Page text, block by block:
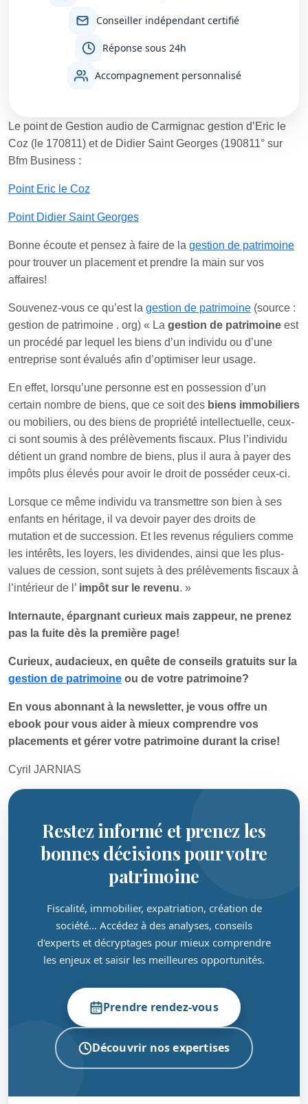
Conseiller indépendant certifié
Réponse sous 24h
Accompagnement personnalisé
Le point de Gestion audio de Carmignac gestion d’Eric le
Coz (le 170811) et de Didier Saint Georges (190811° sur
Bfm Business :
Point Eric le Coz
Point Didier Saint Georges
Bonne écoute et pensez à faire de la gestion de patrimoine
pour trouver un placement et prendre la main sur vos
affaires!
Souvenez-vous ce qu’est la gestion de patrimoine (source :
gestion de patrimoine . org) « La gestion de patrimoine est
un procédé par lequel les biens d’un individu ou d’une
entreprise sont évalués afin d’optimiser leur usage.
En effet, lorsqu’une personne est en possession d’un
certain nombre de biens, que ce soit des biens immobiliers
ou mobiliers, ou des biens de propriété intellectuelle, ceux-
ci sont soumis à des prélèvements fiscaux. Plus l’individu
détient un grand nombre de biens, plus il aura à payer des
impôts plus élevés pour avoir le droit de posséder ceux-ci.
Lorsque ce même individu va transmettre son bien à ses
enfants en héritage, il va devoir payer des droits de
mutation et de succession. Et les revenus réguliers comme
les intérêts, les loyers, les dividendes, ainsi que les plus-
values de cession, sont sujets à des prélèvements fiscaux à
l’intérieur de l’ impôt sur le revenu. »
Internaute, épargnant curieux mais zappeur, ne prenez
pas la fuite dès la première page!
Curieux, audacieux, en quête de conseils gratuits sur la
gestion de patrimoine ou de votre patrimoine?
En vous abonnant à la newsletter, je vous offre un
ebook pour vous aider à mieux comprendre vos
placements et gérer votre patrimoine durant la crise!
Cyril JARNIAS
Restez informé et prenez les
bonnes décisions pour votre
patrimoine
Fiscalité, immobilier, expatriation, création de
société… Accédez à des analyses, conseils
d'experts et décryptages pour mieux comprendre
les enjeux et saisir les meilleures opportunités.
Prendre rendez-vous
Découvrir nos expertises